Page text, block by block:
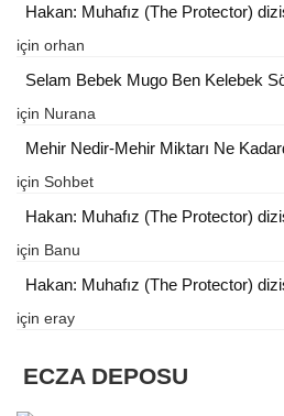
Hakan: Muhafız (The Protector)
için orhan
Selam Bebek Mugo Ben Kelebek
için Nurana
Mehir Nedir-Mehir Miktarı Ne
için Sohbet
Hakan: Muhafız (The Protector)
için Banu
Hakan: Muhafız (The Protector)
için eray
ECZA DEPOSU